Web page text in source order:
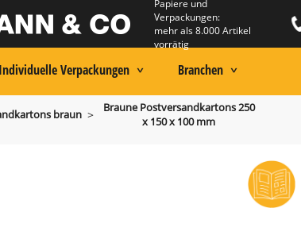
Papiere und
Verpackungen:
mehr als 8.000 Artikel
vorrätig
Individuelle Verpackungen Branchen
braun >
Braune Postversandkartons 250
x 150 x 100 mm